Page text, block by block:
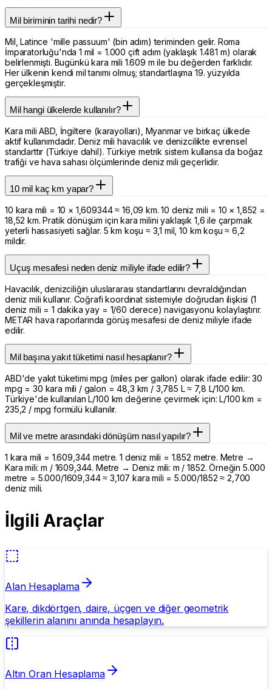
Mil biriminin tarihi nedir?
Mil, Latince 'mille passuum' (bin adım) teriminden gelir. Roma
İmparatorluğu'nda 1 mil = 1.000 çift adım (yaklaşık 1.481 m) olarak
belirlenmişti. Bugünkü kara mili 1.609 m ile bu değerden farklıdır.
Her ülkenin kendi mil tanımı olmuş; standartlaşma 19. yüzyılda
gerçekleşmiştir.
Mil hangi ülkelerde kullanılır?
Kara mili ABD, İngiltere (karayolları), Myanmar ve birkaç ülkede
aktif kullanımdadır. Deniz mili havacılık ve denizcilikte evrensel
standarttır (Türkiye dahil). Türkiye metrik sistem kullansa da boğaz
trafiği ve hava sahası ölçümlerinde deniz mili geçerlidir.
10 mil kaç km yapar?
10 kara mili = 10 × 1,609344 ≈ 16,09 km. 10 deniz mili = 10 × 1,852 =
18,52 km. Pratik dönüşüm için kara milini yaklaşık 1,6 ile çarpmak
yeterli hassasiyeti sağlar. 5 km koşu ≈ 3,1 mil, 10 km koşu ≈ 6,2
mildir.
Uçuş mesafesi neden deniz miliyle ifade edilir?
Havacılık, denizciliğin uluslararası standartlarını devraldığından
deniz mili kullanır. Coğrafi koordinat sistemiyle doğrudan ilişkisi (1
deniz mili = 1 dakika yay = 1/60 derece) navigasyonu kolaylaştırır.
METAR hava raporlarında görüş mesafesi de deniz miliyle ifade
edilir.
Mil başına yakıt tüketimi nasıl hesaplanır?
ABD'de yakıt tüketimi mpg (miles per gallon) olarak ifade edilir: 30
mpg = 30 kara mili / galon = 48,3 km / 3,785 L ≈ 7,8 L/100 km.
Türkiye'de kullanılan L/100 km değerine çevirmek için: L/100 km =
235,2 / mpg formülü kullanılır.
Mil ve metre arasındaki dönüşüm nasıl yapılır?
1 kara mili = 1.609,344 metre. 1 deniz mili = 1.852 metre. Metre →
Kara mili: m / 1609,344. Metre → Deniz mili: m / 1852. Örneğin 5.000
metre = 5.000/1609,344 ≈ 3,107 kara mili = 5.000/1852 ≈ 2,700
deniz mili.
İlgili Araçlar
Alan Hesaplama
Kare, dikdörtgen, daire, üçgen ve diğer geometrik
şekillerin alanını anında hesaplayın.
Altın Oran Hesaplama